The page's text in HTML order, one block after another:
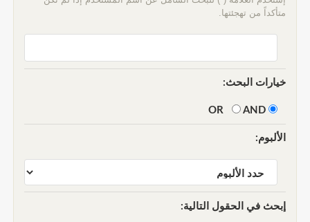
متأكداً من تهجئتها.
خيارات البحث:
AND
الألبوم:
إبحث في الحقول التالية: